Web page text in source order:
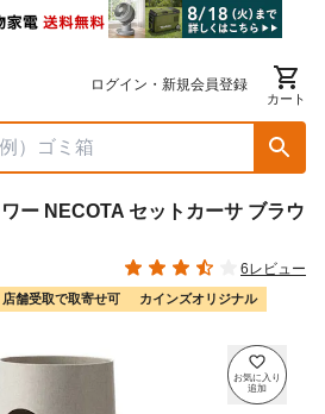
ログイン・新規会員登録
カート
ー NECOTA セットカーサ ブラウ
6レビュー
店舗受取で取寄せ可 カインズオリジナル